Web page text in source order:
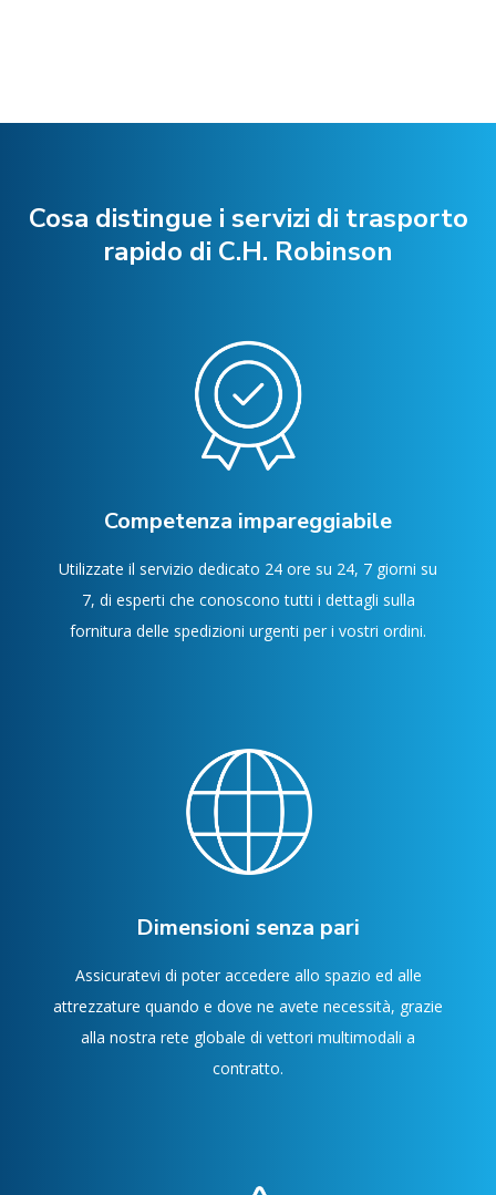
Cosa distingue i servizi di trasporto
rapido di C.H. Robinson
Competenza impareggiabile
Utilizzate il servizio dedicato 24 ore su 24, 7 giorni su
7, di esperti che conoscono tutti i dettagli sulla
fornitura delle spedizioni urgenti per i vostri ordini.
Dimensioni senza pari
Assicuratevi di poter accedere allo spazio ed alle
attrezzature quando e dove ne avete necessità, grazie
alla nostra rete globale di vettori multimodali a
contratto.